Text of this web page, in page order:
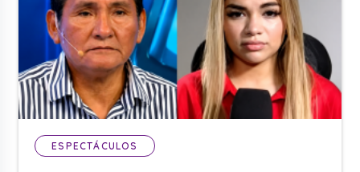
ESPECTÁCULOS